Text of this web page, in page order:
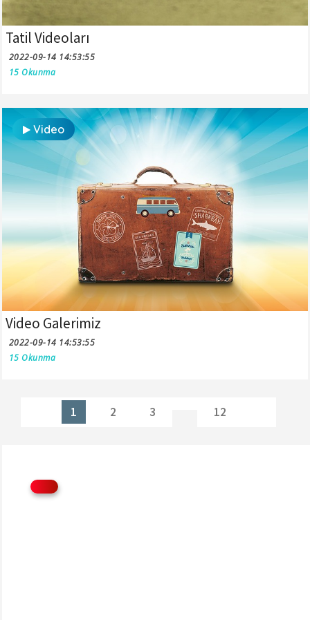
Tatil Videoları
2022-09-14 14:53:55
15 Okunma
Video
Video Galerimiz
2022-09-14 14:53:55
15 Okunma
1 2 3 12